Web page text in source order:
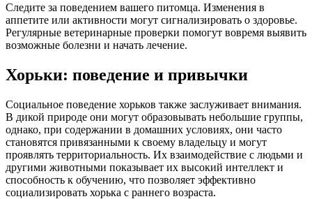
Следите за поведением вашего питомца. Изменения в
аппетите или активности могут сигнализировать о здоровье.
Регулярные ветеринарные проверки помогут вовремя выявить
возможные болезни и начать лечение.
Хорьки: поведение и привычки
Социальное поведение хорьков также заслуживает внимания.
В дикой природе они могут образовывать небольшие группы,
однако, при содержании в домашних условиях, они часто
становятся привязанными к своему владельцу и могут
проявлять территориальность. Их взаимодействие с людьми и
другими животными показывает их высокий интеллект и
способность к обучению, что позволяет эффективно
социализировать хорька с раннего возраста.